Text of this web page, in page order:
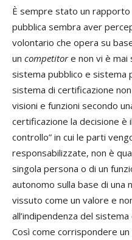
È sempre stato un rapporto
pubblica sembra aver
volontario che opera su
un competitore non vi è mai
sistema pubblico e sistema
sistema di certificazione
visioni e funzioni secondo
certificazione la decisione è
controllo” in cui le parti
responsabilizzate, non è
singola persona o di un
autonomo sulla base di una
vissuto come un valore e
all’indipendenza del
Così come corrispondere un